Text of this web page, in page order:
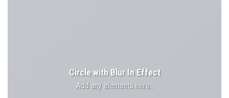
Circle with Blur In Effect
Add any elements here..